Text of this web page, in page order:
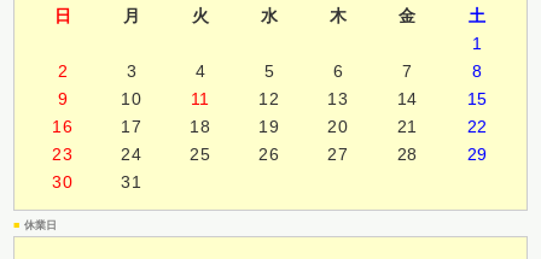
日
月 火 水 木 金
土
1
2
3 4 5 6 7
8
9
10 11 12 13 14
15
16
17 18 19 20 21
22
23
24 25 26 27 28
29
30
31
■ 休業日